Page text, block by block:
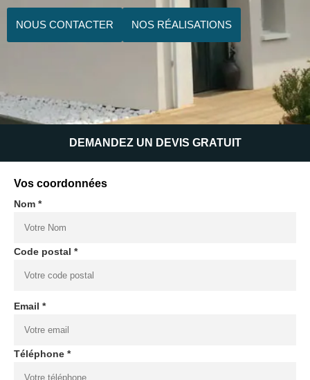
NOUS CONTACTER NOS RÉALISATIONS
DEMANDEZ UN DEVIS GRATUIT
Vos coordonnées
Nom *
Code postal *
Email *
Téléphone *